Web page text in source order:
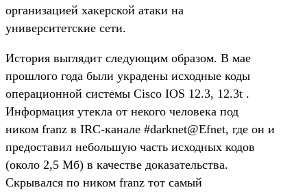
организацией хакерской атаки на
университетские сети.
История выглядит следующим образом. В мае
прошлого года были украдены исходные коды
операционной системы Cisco IOS 12.3, 12.3t .
Информация утекла от некого человека под
ником franz в IRC-канале #darknet@Efnet, где он и
предоставил небольшую часть исходных кодов
(около 2,5 Мб) в качестве доказательства.
Скрывался по ником franz тот самый